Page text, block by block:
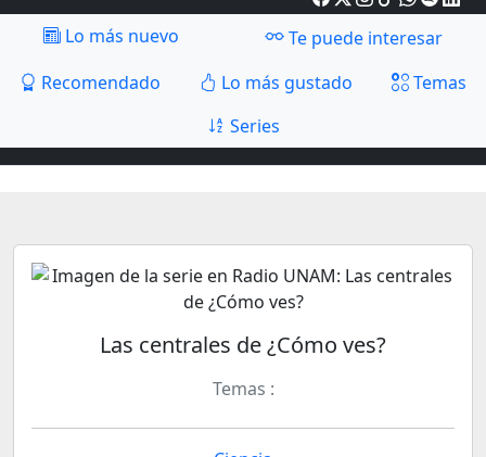
Lo más nuevo
Te puede interesar
Recomendado
Lo más gustado
Temas
Series
Las centrales de ¿Cómo ves?
Temas :